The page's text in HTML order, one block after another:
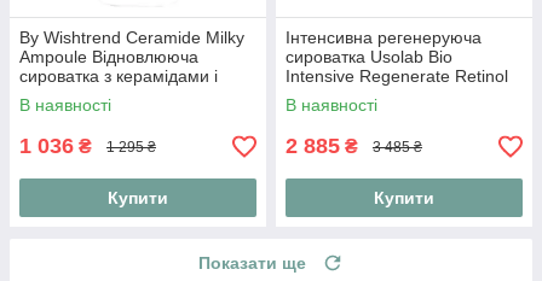
By Wishtrend Ceramide Milky
Ampoule Відновлююча
сироватка з керамідами і
центелою, 30 мл
В наявності
1 036 ₴ 1 295 ₴
Купити
Інтенсивна регенеруюча
сироватка Usolab Bio
Intensive Regenerate Retinol
Ampoule 30 мл
В наявності
2 885 ₴ 3 485 ₴
Купити
Показати ще